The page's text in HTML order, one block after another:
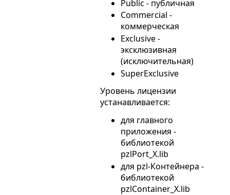
Public - публичная
Commercial -
коммерческая
Exclusive -
эксклюзивная
(исключительная)
SuperExclusive
Уровень лицензии
устанавливается:
для главного
приложения -
библиотекой
pzlPort_X.lib
для pzl-Контейнера -
библиотекой
pzlContainer_X.lib